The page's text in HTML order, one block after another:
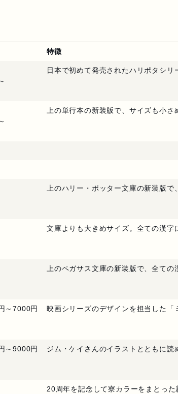
特徴
日本で初めて発売されたハリポタシ
上の単行本の新装版で、サイズも小
上のハリー・ポッター文庫の新装版
文庫よりも大きめサイズ。全ての漢字
上のペガサス文庫の新装版で、全ての
～7000円 映画シリーズのデザインを担当した「
～9000円 ジム・ケイさんのイラストとともに読
20周年を記念して寮カラーをまとった